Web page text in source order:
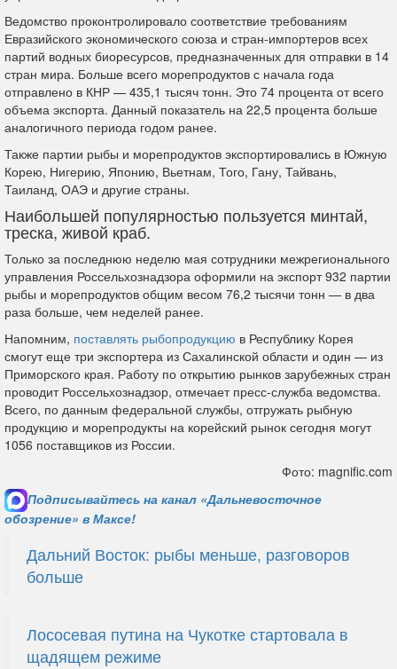
Ведомство проконтролировало соответствие требованиям
Евразийского экономического союза и стран-импортеров всех
партий водных биоресурсов, предназначенных для отправки в 14
стран мира. Больше всего морепродуктов с начала года
отправлено в КНР — 435,1 тысяч тонн. Это 74 процента от всего
объема экспорта. Данный показатель на 22,5 процента больше
аналогичного периода годом ранее.
Также партии рыбы и морепродуктов экспортировались в Южную
Корею, Нигерию, Японию, Вьетнам, Того, Гану, Тайвань,
Таиланд, ОАЭ и другие страны.
Наибольшей популярностью пользуется минтай,
треска, живой краб.
Только за последнюю неделю мая сотрудники межрегионального
управления Россельхознадзора оформили на экспорт 932 партии
рыбы и морепродуктов общим весом 76,2 тысячи тонн — в два
раза больше, чем неделей ранее.
Напомним, поставлять рыбопродукцию в Республику Корея
смогут еще три экспортера из Сахалинской области и один — из
Приморского края. Работу по открытию рынков зарубежных стран
проводит Россельхознадзор, отмечает пресс-служба ведомства.
Всего, по данным федеральной службы, отгружать рыбную
продукцию и морепродукты на корейский рынок сегодня могут
1056 поставщиков из России.
Фото: magnific.com
Подписывайтесь на канал «Дальневосточное
обозрение» в Максе!
Дальний Восток: рыбы меньше, разговоров
больше
Лососевая путина на Чукотке стартовала в
щадящем режиме